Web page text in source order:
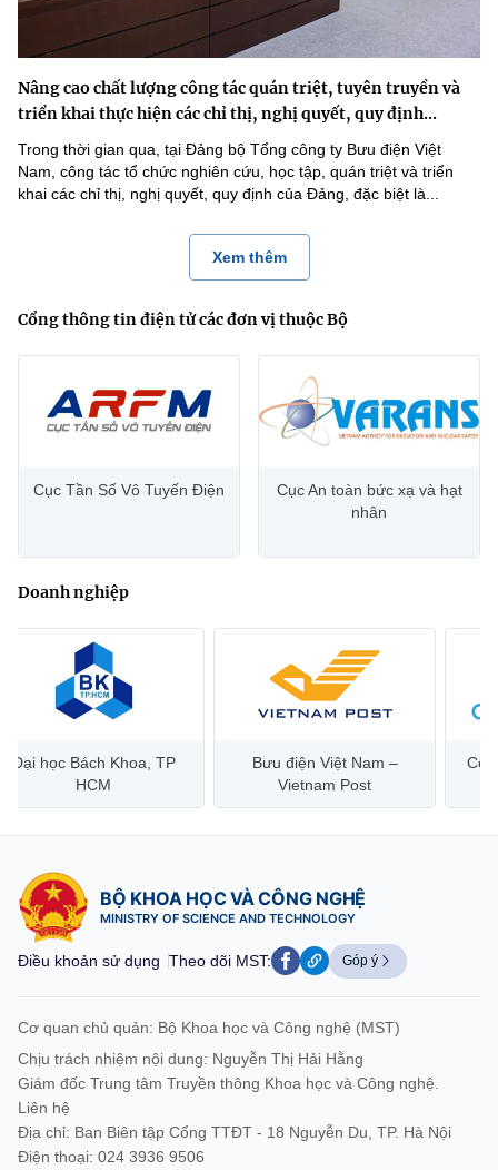
Nâng cao chất lượng công tác quán triệt, tuyên truyền và
triển khai thực hiện các chỉ thị, nghị quyết, quy định...
Trong thời gian qua, tại Đảng bộ Tổng công ty Bưu điện Việt
Nam, công tác tổ chức nghiên cứu, học tập, quán triệt và triển
khai các chỉ thị, nghị quyết, quy định của Đảng, đặc biệt là...
Xem thêm
Cổng thông tin điện tử các đơn vị thuộc Bộ
Cục Tần Số Vô Tuyến Điện
Cục An toàn bức xạ và hạt
nhân
Doanh nghiệp
Đại học Bách Khoa, TP
HCM
Bưu điện Việt Nam –
Vietnam Post
BỘ KHOA HỌC VÀ CÔNG NGHỆ
MINISTRY OF SCIENCE AND TECHNOLOGY
Điều khoản sử dụng Theo dõi MST: Góp ý
Cơ quan chủ quản: Bộ Khoa học và Công nghệ (MST)
Chịu trách nhiệm nội dung: Nguyễn Thị Hải Hằng
Giám đốc Trung tâm Truyền thông Khoa học và Công nghệ.
Liên hệ
Địa chỉ: Ban Biên tập Cổng TTĐT - 18 Nguyễn Du, TP. Hà Nội
Điện thoại: 024 3936 9506